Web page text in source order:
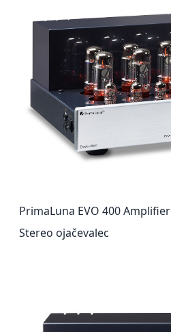
PrimaLuna EVO 400 Amplifier
Stereo ojačevalec